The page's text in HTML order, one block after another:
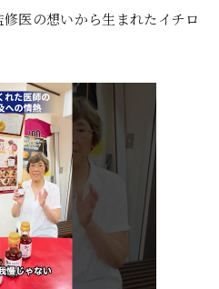
修医の想いから生まれたイチロ